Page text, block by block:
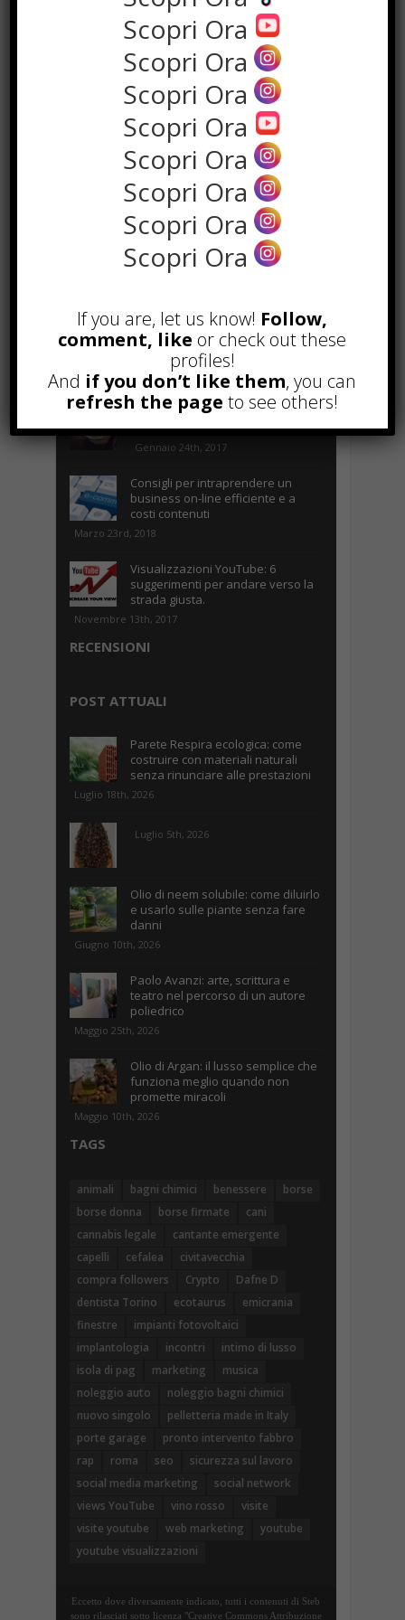
POPOLARI
Alcuni trucchi per avere un blog di
Comprare visite YouTube: i 5
vantaggi TOP!
Novembre 2nd, 2017
Parcheggiare low-cost a Torino
Caselle
Gennaio 24th, 2017
Consigli per intraprendere un
business on-line efficiente e a
costi contenuti
Marzo 23rd, 2018
Visualizzazioni YouTube: 6
suggerimenti per andare verso la
strada giusta.
Novembre 13th, 2017
RECENSIONI
POST ATTUALI
Parete Respira ecologica: come
costruire con materiali naturali
senza rinunciare alle prestazioni
Luglio 18th, 2026
Luglio 5th, 2026
Olio di neem solubile: come diluirlo
e usarlo sulle piante senza fare
danni
Giugno 10th, 2026
Paolo Avanzi: arte, scrittura e
teatro nel percorso di un autore
poliedrico
Maggio 25th, 2026
Olio di Argan: il lusso semplice che
funziona meglio quando non
promette miracoli
Maggio 10th, 2026
TAGS
animali bagni chimici benessere
borse
borse donna
borse firmate
cani
cannabis legale
cantante emergente
capelli
cefalea
civitavecchia
compra followers
Crypto
Dafne D
dentista Torino
ecotaurus
emicrania
finestre
impianti fotovoltaici
implantologia
incontri
intimo di lusso
isola di pag
marketing
musica
noleggio auto
noleggio bagni chimici
nuovo singolo
pelletteria made in Italy
porte garage
pronto intervento fabbro
rap
roma seo
sicurezza sul lavoro
social media marketing
social network
views YouTube
vino rosso
visite
visite youtube
web marketing
youtube
youtube visualizzazioni
Eccetto dove diversamente indicato, tutti i contenuti di Steb
sono rilasciati sotto licenza "Creative Commons Attribuzione
Scopri Ora
Scopri Ora
Scopri Ora
Scopri Ora
Scopri Ora
Scopri Ora
Scopri Ora
Scopri Ora
If you are, let us know! Follow,
comment, like or check out these
profiles!
And if you don’t like them, you can
refresh the page to see others!